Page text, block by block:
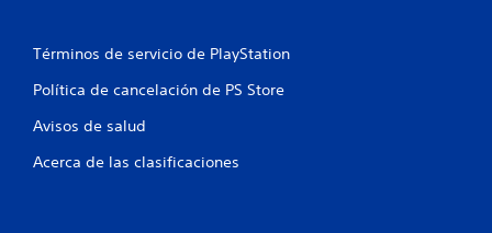
m
v
i
i
Términos de servicio de PlayStation
Política de cancelación de PS Store
Avisos de salud
Acerca de las clasificaciones